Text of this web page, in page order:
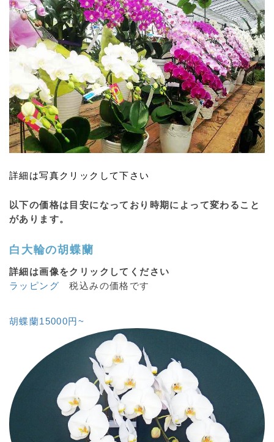
詳細は写真クリックして下さい
以下の価格は目安になっており時期によって変わること
があります。
白大輪の胡蝶蘭
詳細は画像をクリックしてください
ラッピング 税込みの価格です
胡蝶蘭15000円~